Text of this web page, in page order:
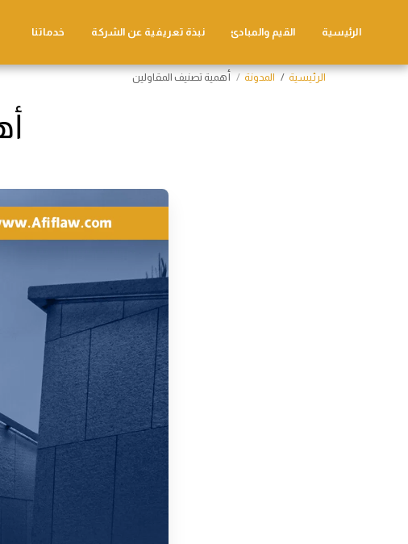
الرئيسية القيم والمبادئ نبذة تعريفية عن الشركة خدماتنا
الرئيسية المدونة أهمية تصنيف المقاولين